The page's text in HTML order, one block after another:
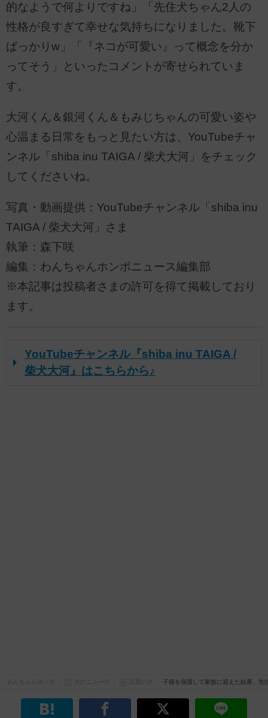
的なようで何よりですね」「先住犬ちゃん2人の
性格が良すぎて幸せな気持ちになりました。靴下
ばっかりw」「『ネコが可愛い』って概念を分か
ってそう」といったコメントが寄せられていま
す。
大河くん＆銀河くん＆もみじちゃんの可愛い姿や
心温まる日常をもっと見たい方は、YouTubeチャ
ンネル「shiba inu TAIGA / 柴犬大河」をチェック
してくださいね。
写真・動画提供：YouTubeチャンネル「shiba inu
TAIGA / 柴犬大河」さま
執筆：森下咲
編集：わんちゃんホンポニュース編集部
※本記事は投稿者さまの許可を得て掲載しており
ます。
YouTubeチャンネル『shiba inu TAIGA /
柴犬大河』はこちらから♪
子猫を保護して家族に迎えた結果、